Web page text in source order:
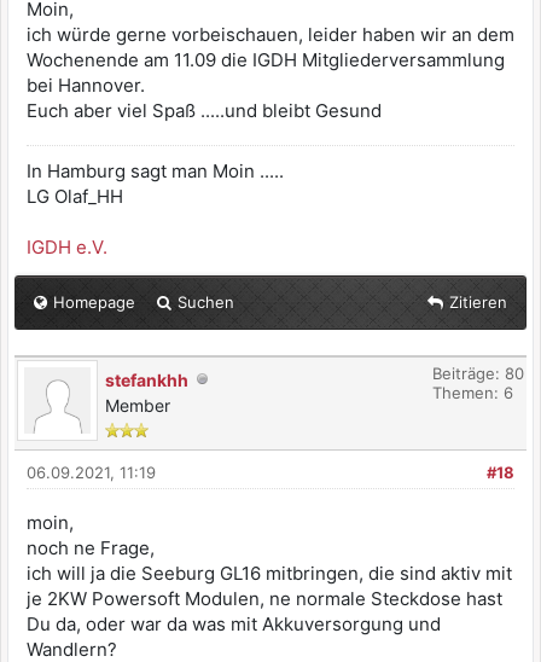
Moin,
ich würde gerne vorbeischauen, leider haben wir an dem
Wochenende am 11.09 die IGDH Mitgliederversammlung
bei Hannover.
Euch aber viel Spaß .....und bleibt Gesund
In Hamburg sagt man Moin .....
LG Olaf_HH
IGDH e.V.
Homepage Suchen Zitieren
stefankhh
Member
Beiträge: 80
Themen: 6
#18
06.09.2021, 11:19
moin,
noch ne Frage,
ich will ja die Seeburg GL16 mitbringen, die sind aktiv mit
je 2KW Powersoft Modulen, ne normale Steckdose hast
Du da, oder war da was mit Akkuversorgung und
Wandlern?